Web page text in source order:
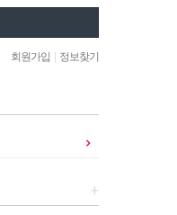
회원가입 정보찾기
+